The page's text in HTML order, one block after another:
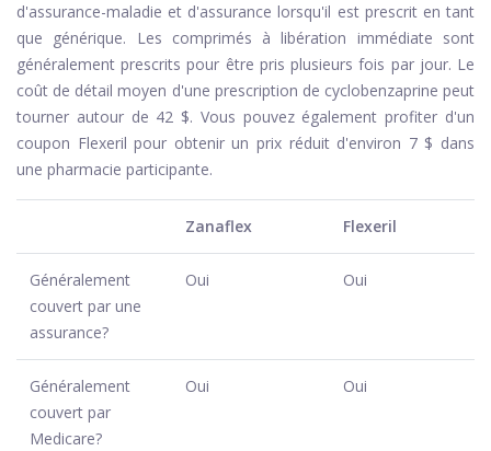
d'assurance-maladie et d'assurance lorsqu'il est prescrit en tant
que générique. Les comprimés à libération immédiate sont
généralement prescrits pour être pris plusieurs fois par jour. Le
coût de détail moyen d'une prescription de cyclobenzaprine peut
tourner autour de 42 $. Vous pouvez également profiter d'un
coupon Flexeril pour obtenir un prix réduit d'environ 7 $ dans
une pharmacie participante.
Zanaflex Flexeril
Généralement
couvert par une
assurance?
Oui Oui
Généralement
couvert par
Medicare?
Oui Oui